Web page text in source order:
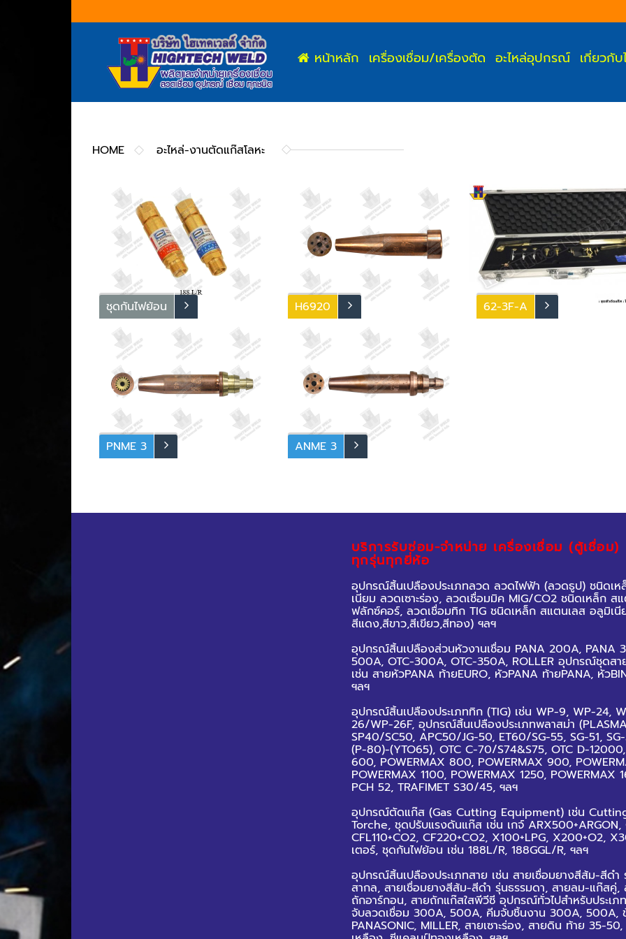
หน้าหลัก เครื่องเชื่อม/เครื่องตัด อะไหล่อุปกรณ์ เกี่ยวกับ
HOME อะไหล่-งานตัดแก๊สโลหะ
ชุดกันไฟย้อน
ชุดกันไฟย้อนกลับ HARRIS
H6920
(นมหนูตัดแก๊ส AC)H-SERIES 6290
Flat seat For Acetylene
62-3F-A
PNME 3
ลักษณะสองชั้น หัวตัดแก๊สชั้นนอก เป็น
ANME 3
ทองแดงหล่อขึ้นเป็นชิ้นเดียว หัวตัด
งานตัดด้วยแก๊ส LPG และให้ความร้อน
สูงกว่าหัวตัดแก๊ส LPGบริการรับซ่อม-จำหน่าย เครื่องเชื่อม (ตู้เชื่อม)
ทุกรุ่นทุกยี่ห้อ
อุปกรณ์สิ้นเปลืองประเภทลวด ลวดไฟฟ้า (ลวดธูป) ชนิดเ
เนียม ลวดเซาะร่อง, ลวดเชื่อมมิค MIG/CO2 ชนิดเหล็ก ส
ฟลักซ์คอร์, ลวดเชื่อมทิก TIG ชนิดเหล็ก สแตนเลส อลูมิเ
สีแดง,สีขาว,สีเขียว,สีทอง) ฯลฯ
อุปกรณ์สิ้นเปลืองส่วนหัวงานเชื่อม PANA 200A, PANA
500A, OTC-300A, OTC-350A, ROLLER อุปกรณ์ชุดสา
เช่น สายหัวPANA ท้ายEURO, หัวPANA ท้ายPANA, หัว
ฯลฯ
อุปกรณ์สิ้นเปลืองประเภททิก (TIG) เช่น WP-9, WP-24,
26/WP-26F, อุปกรณ์สิ้นเปลืองประเภทพลาสม่า
SP40/SC50, APC50/JG-50, ET60/SG-55, SG-51,
(P-80)-(YTO65), OTC C-70/S74&S75, OTC D-
600, POWERMAX 800, POWERMAX 900,
POWERMAX 1100, POWERMAX 1250, POWERMAX
PCH 52, TRAFIMET S30/45, ฯลฯ
อุปกรณ์ตัดแก๊ส (Gas Cutting Equipment) เช่น
Torche, ชุดปรับแรงดันแก๊ส เช่น เกจ์ ARX500+ARGON,
CFL110+CO2, CF220+CO2, X100+LPG, X200+O2,
เตอร์, ชุดกันไฟย้อน เช่น 188L/R, 188GGL/R, ฯลฯ
อุปกรณ์สิ้นเปลืองประเภทสาย เช่น สายเชื่อมยางสีส้ม-สีดำ
สากล, สายเชื่อมยางสีส้ม-สีดำ รุ่นธรรมดา, สายลม-แก๊สคู่,
ถักอาร์กอน, สายถักแก๊สใสพีวีซีอุปกรณ์ทั่วไปสำหรับประเภ
จับลวดเชื่อม 300A, 500A, คีมจับชิ้นงาน 300A, 500A,
PANASONIC, MILLER, สายเซาะร่อง, สายดิน ท้าย 35-